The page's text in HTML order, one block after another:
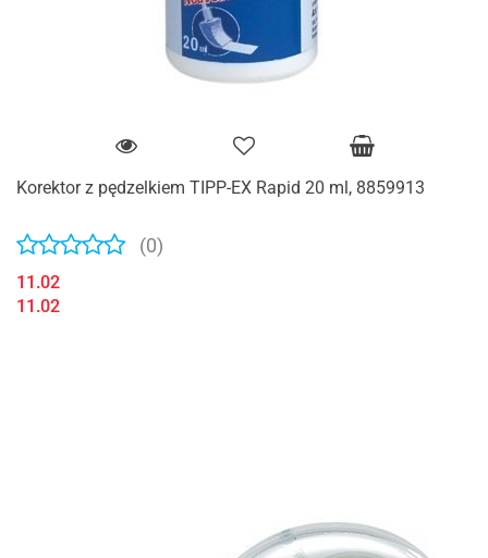
Korektor z pędzelkiem TIPP-EX Rapid 20 ml, 8859913
(0)
11.02
11.02